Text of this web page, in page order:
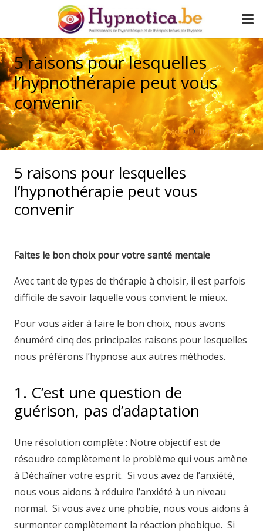
5 raisons pour lesquelles
l’hypnothérapie peut vous
convenir
Accueil Hypnose divers
5 raisons pour lesquelles
l’hypnothérapie peut vous
convenir
Faites le bon choix pour votre santé mentale
Avec tant de types de thérapie à choisir, il est parfois
difficile de savoir laquelle vous convient le mieux.
Pour vous aider à faire le bon choix, nous avons
énuméré cinq des principales raisons pour lesquelles
nous préférons l’hypnose aux autres méthodes.
1. C’est une question de
guérison, pas d’adaptation
Une résolution complète : Notre objectif est de
résoudre complètement le problème qui vous amène
à Déchaîner votre esprit. Si vous avez de l’anxiété,
nous vous aidons à réduire l’anxiété à un niveau
normal. Si vous avez une phobie, nous vous aidons à
surmonter complètement la réaction phobique. Si